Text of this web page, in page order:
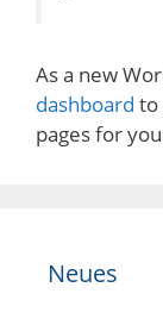
As a new
dashboard to
pages for
Neues